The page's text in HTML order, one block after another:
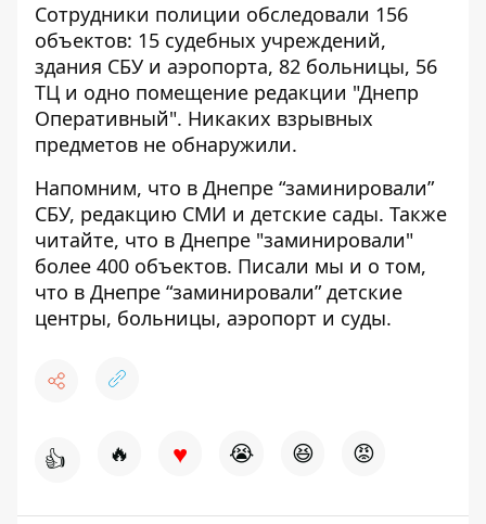
Сотрудники полиции обследовали 156
объектов: 15 судебных учреждений,
здания СБУ и аэропорта, 82 больницы, 56
ТЦ и одно помещение редакции "Днепр
Оперативный". Никаких взрывных
предметов не обнаружили.
Напомним, что в Днепре “заминировали”
СБУ, редакцию СМИ и детские сады. Также
читайте, что в Днепре "заминировали"
более 400 объектов. Писали мы и о том,
что в Днепре “заминировали” детские
центры, больницы, аэропорт и суды.
👍 🔥 ♥ 😭 😆 😡